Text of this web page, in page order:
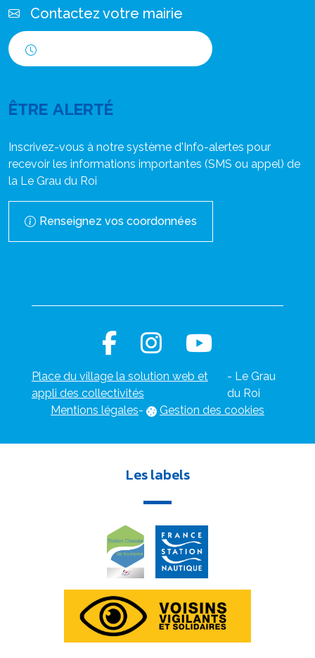
Contactez votre mairie
ÊTRE ALERTÉ
Inscrivez-vous à notre système d'Info-alertes pour
recevoir les informations importantes (SMS ou appel) de
la Le Grau du Roi
Renseignez vos coordonnées
Place du village la solution web et
appli des collectivités
- Le Grau
du Roi
Mentions légales- Gestion des cookies
Les labels